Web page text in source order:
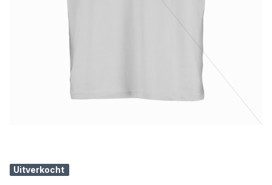
Uitverkocht